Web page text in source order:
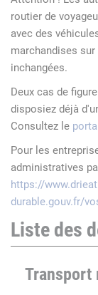
routier de
avec des
marchandises
inchangées.
Deux cas de
disposiez déjà
Consultez le
Pour les
administratives
https://
durable.gouv.fr/
Liste des
Transport